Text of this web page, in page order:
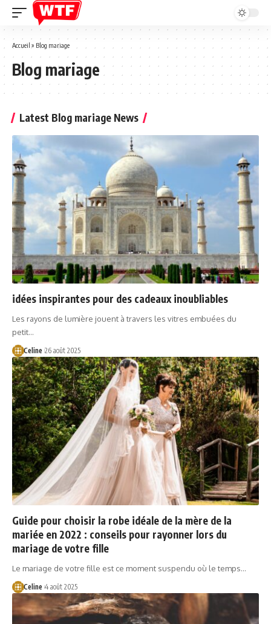
Accueil » Blog mariage
Blog mariage
Latest Blog mariage News
idées inspirantes pour des cadeaux inoubliables
Les rayons de lumière jouent à travers les vitres embuées du
petit…
Celine 26 août 2025
Guide pour choisir la robe idéale de la mère de la
mariée en 2022 : conseils pour rayonner lors du
mariage de votre fille
Le mariage de votre fille est ce moment suspendu où le temps…
Celine 4 août 2025